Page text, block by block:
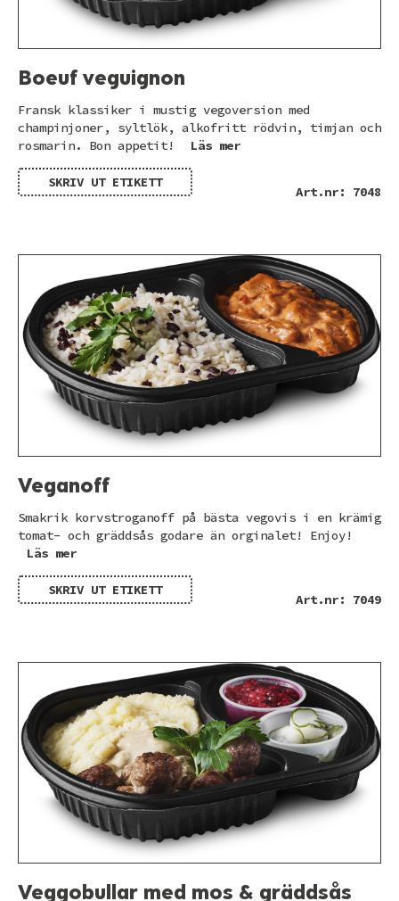
Boeuf veguignon
Fransk klassiker i mustig vegoversion med
champinjoner, syltlök, alkofritt rödvin, timjan och
rosmarin. Bon appetit!
Läs mer
SKRIV UT ETIKETT
Art.nr: 7048
Veganoff
Smakrik korvstroganoff på bästa vegovis i en krämig
tomat- och gräddsås godare än orginalet! Enjoy!
Läs mer
SKRIV UT ETIKETT
Art.nr: 7049
Veggobullar med mos & gräddsås